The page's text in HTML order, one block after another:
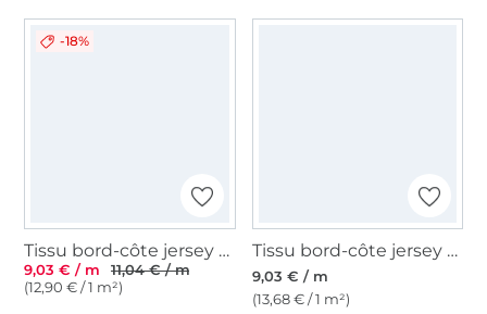
-18%
Tissu bord-côte jersey tubulaire Emma, marron
9,03 € / m
11,04 € / m
(12,90 € / 1 m²)
Tissu bord-côte jersey tubulaire lisse, vert pâle
9,03 € / m
(13,68 € / 1 m²)